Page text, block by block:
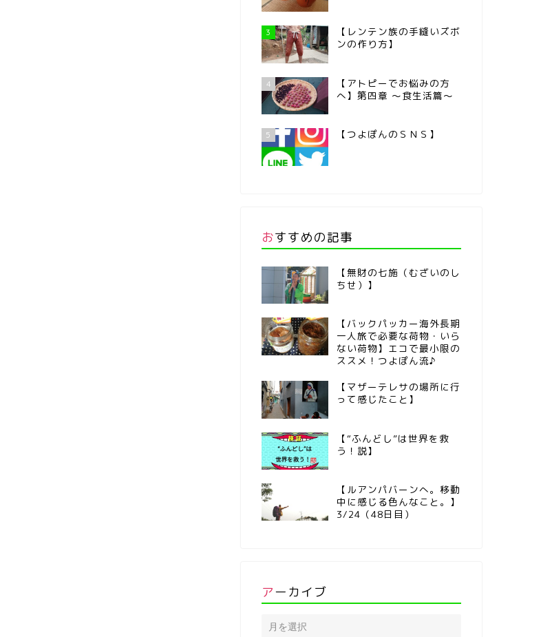
3
【レンテン族の手縫いズボ
ンの作り方】
4
【アトピーでお悩みの方
へ】第四章 ～食生活篇～
5 【つよぽんのＳＮＳ】
おすすめの記事
【無財の七施（むざいのし
ちせ）】
【バックパッカー海外長期
一人旅で必要な荷物・いら
ない荷物】エコで最小限の
ススメ！つよぽん流♪
【マザーテレサの場所に行
って感じたこと】
【“ふんどし”は世界を救
う！説】
【ルアンパバーンへ。移動
中に感じる色んなこと。】
3/24（48日目）
アーカイブ